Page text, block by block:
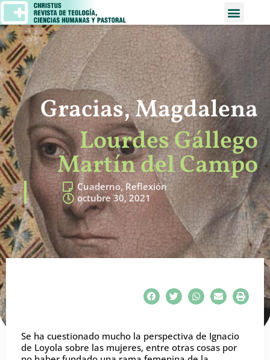
Gracias, Magdalena
Lourdes Gállego
Martín del Campo
Cuaderno,Reflexión
octubre 30, 2021
Se ha cuestionado mucho la perspectiva de Ignacio
de Loyola sobre las mujeres, entre otras cosas por